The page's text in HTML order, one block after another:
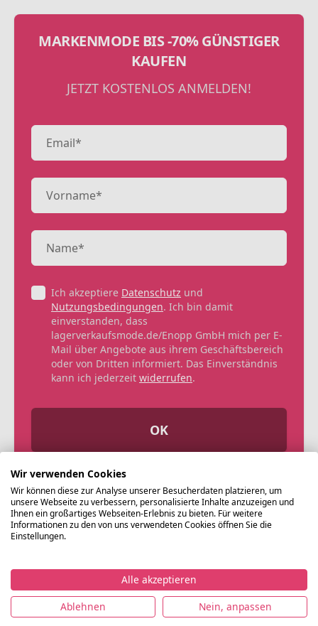
MARKENMODE BIS -70% GÜNSTIGER
KAUFEN
JETZT KOSTENLOS ANMELDEN!
Ich akzeptiere Datenschutz und
Nutzungsbedingungen. Ich bin damit
einverstanden, dass
lagerverkaufsmode.de/Enopp GmbH mich per E-
Mail über Angebote aus ihrem Geschäftsbereich
oder von Dritten informiert. Das Einverständnis
kann ich jederzeit widerrufen.
OK
Lagerverkaufsmode.de
Impressum Datenschutz Nutzungsbedingungen
Wir verwenden Cookies
Wir können diese zur Analyse unserer Besucherdaten platzieren, um
unsere Webseite zu verbessern, personalisierte Inhalte anzuzeigen und
Ihnen ein großartiges Webseiten-Erlebnis zu bieten. Für weitere
Informationen zu den von uns verwendeten Cookies öffnen Sie die
Einstellungen.
Alle akzeptieren
Ablehnen
Nein, anpassen